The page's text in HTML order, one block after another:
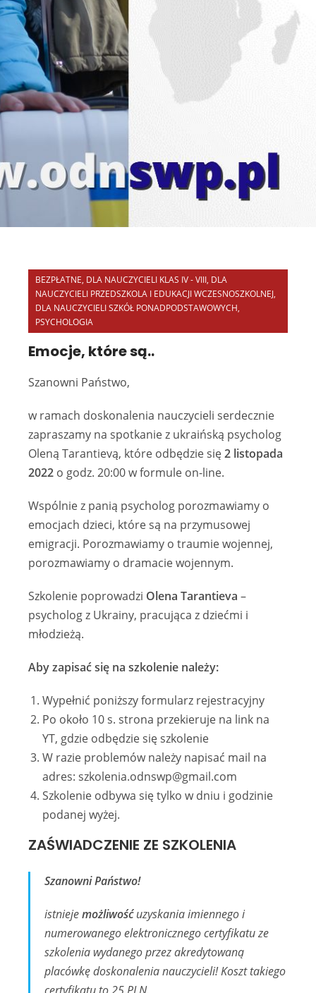
BEZPŁATNE, DLA NAUCZYCIELI KLAS IV - VIII, DLA
NAUCZYCIELI PRZEDSZKOLA I EDUKACJI WCZESNOSZKOLNEJ,
DLA NAUCZYCIELI SZKÓŁ PONADPODSTAWOWYCH,
PSYCHOLOGIA
Emocje, które są..
Szanowni Państwo,
w ramach doskonalenia nauczycieli serdecznie
zapraszamy na spotkanie z ukraińską psycholog
Oleną Tarantievą, które odbędzie się2 listopada
2022 o godz. 20:00 w formule on-line.
Wspólnie z panią psycholog porozmawiamy o
emocjach dzieci, które są na przymusowej
emigracji. Porozmawiamy o traumie wojennej,
porozmawiamy o dramacie wojennym.
Szkolenie poprowadzi Olena Tarantieva –
psycholog z Ukrainy, pracująca z dziećmi i
młodzieżą.
Aby zapisać się na szkolenie należy:
Wypełnić poniższy formularz rejestracyjny
Po około 10 s. strona przekieruje na link na
YT, gdzie odbędzie się szkolenie
W razie problemów należy napisać mail na
adres: szkolenia.odnswp@gmail.com
Szkolenie odbywa się tylko w dniu i godzinie
podanej wyżej.
ZAŚWIADCZENIE ZE SZKOLENIA
Szanowni Państwo!
istniejemożliwośćuzyskania imiennego i
numerowanego elektronicznego certyfikatu ze
szkolenia wydanego przez akredytowaną
placówkę doskonalenia nauczycieli! Koszt takiego